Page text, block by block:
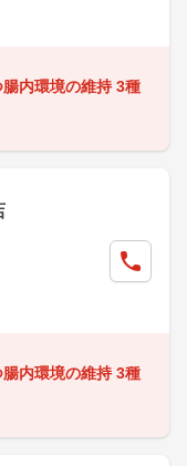
内環境の維持 3種
内環境の維持 3種